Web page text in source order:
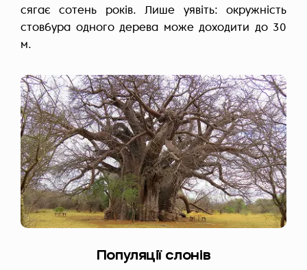
сягає сотень років. Лише уявіть: окружність
стовбура одного дерева може доходити до 30
м.
Популяції слонів